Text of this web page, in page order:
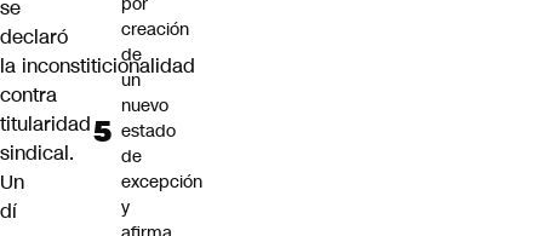
se
declaró
la inconstiticionalidad
contra
titularidad
sindical.
Un
dí
creación
de
un
nuevo
estado
de
excepción
y